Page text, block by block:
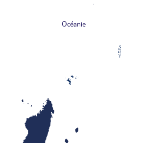
Océanie